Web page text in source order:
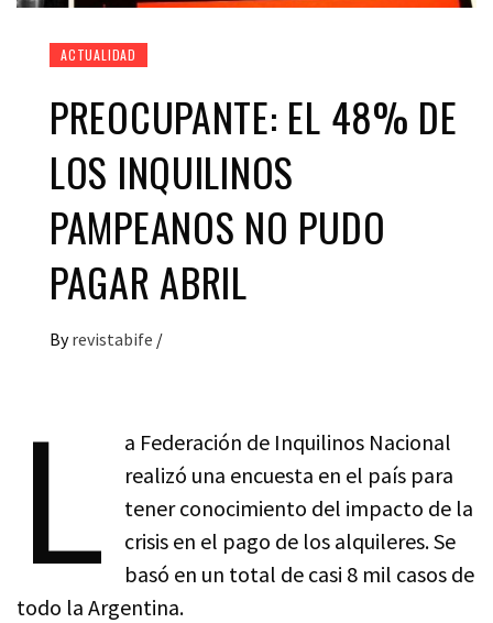
ACTUALIDAD
PREOCUPANTE: EL 48% DE
LOS INQUILINOS
PAMPEANOS NO PUDO
PAGAR ABRIL
By revistabife /
L
a Federación de Inquilinos Nacional
realizó una encuesta en el país para
tener conocimiento del impacto de la
crisis en el pago de los alquileres. Se
basó en un total de casi 8 mil casos de
todo la Argentina.